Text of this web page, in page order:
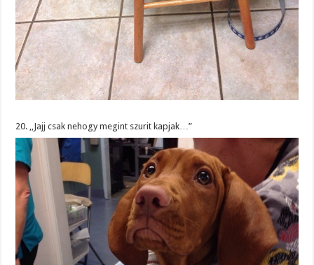
20. ,,Jajj csak nehogy megint szurit kapjak…”